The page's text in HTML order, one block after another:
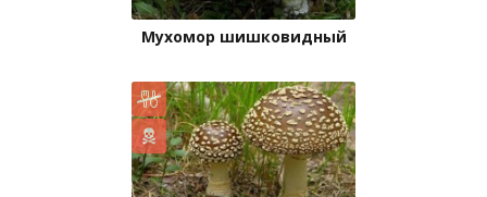
Мухомор шишковидный